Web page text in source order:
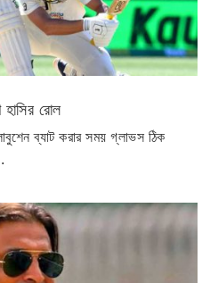
হাসির রোল
ব্যাট করার সময় গ্লাভস ঠিক